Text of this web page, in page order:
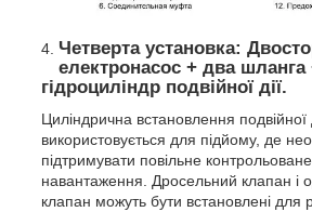
Четверта установка:
електронасос + два шланга
гідроциліндр подвійної дії.
Циліндрична встановлення подвійної
використовується для підйому, де
підтримувати повільне
навантаження. Дросельний клапан і
клапан можуть бути встановлені для